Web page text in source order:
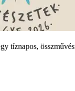
(12)